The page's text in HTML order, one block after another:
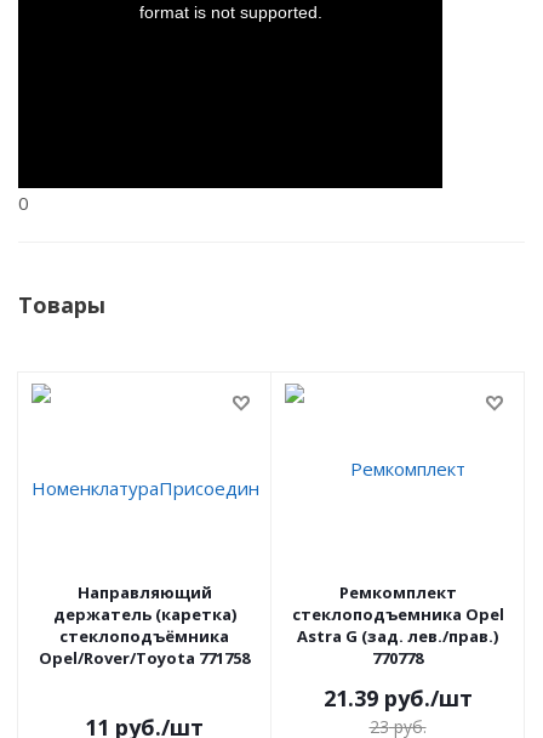
format is not supported.
0
Товары
Направляющий
держатель (каретка)
стеклоподъёмника
Opel/Rover/Toyota 771758
11 руб./шт
Ремкомплект
стеклоподъемника Opel
Astra G (зад. лев./прав.)
770778
21.39руб./шт
23руб.